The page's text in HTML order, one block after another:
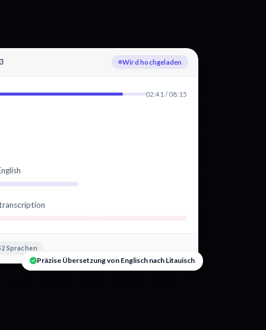
Wird hochgeladen
02:41 / 08:15
Sprachen
Präzise Übersetzung von Englisch nach Litauisch